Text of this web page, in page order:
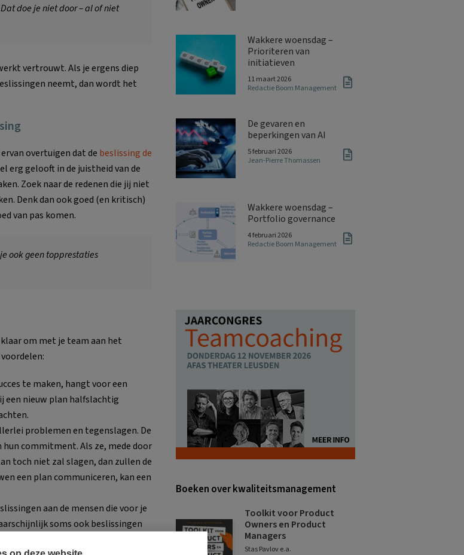
doe je niet door – al of niet
vertrouwt. Als je ergens diep
neemt, dan wordt het
overtuigen dat de beslissing de
erg gelooft in de juistheid van de
Zoek naar de redenen die jij niet
Denk dan ook goed (en kritisch)
van pas komen.
ook geen topprestaties
om met je team aan het
te maken, hangt voor een
een nieuw plan halfslachtig
problemen en tegenslagen. De
commitment. Als ze, mede door
toch niet zal slagen, dan zullen de
een plan communiceren, kan een
aan de mensen die voor je
soms ook beslissingen
dat zij jouw beslissingen
Wakkere woensdag –
Prioriteren van
initiatieven
11 maart 2026
Redactie Boom Management
De gevaren en
beperkingen van AI
5 februari 2026
Jean-Pierre Thomassen
Wakkere woensdag –
Portfolio governance
4 februari 2026
Redactie Boom Management
Boeken over kwaliteitsmanagement
Toolkit voor Product
Owners en Product
Managers
Stas Pavlov e.a.